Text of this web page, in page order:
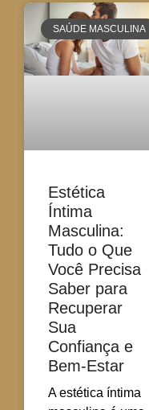
SAÚDE MASCULINA
Estética
Íntima
Masculina:
Tudo o Que
Você Precisa
Saber para
Recuperar
Sua
Confiança e
Bem-Estar
A estética íntima